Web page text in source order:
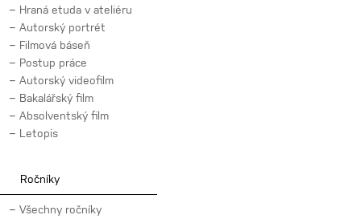
Hraná etuda v ateliéru
Autorský portrét
Filmová báseň
Postup práce
Autorský videofilm
Bakalářský film
Absolventský film
Letopis
Ročníky
Všechny ročníky